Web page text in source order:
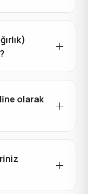
olarak